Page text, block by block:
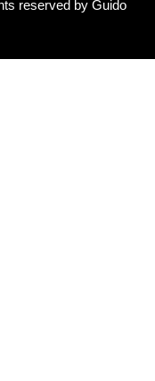
reserved by Guido